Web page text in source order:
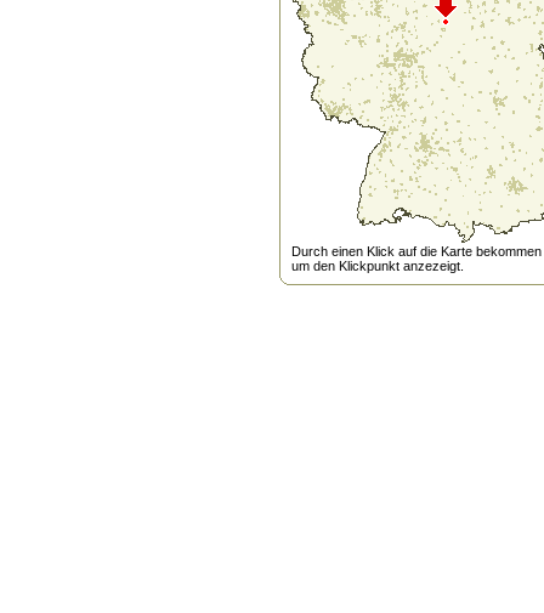
Durch einen Klick auf die Karte
um den Klickpunkt anzezeigt.